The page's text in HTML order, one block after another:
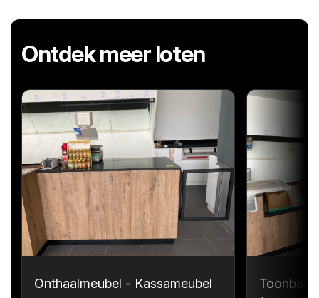
Ontdek meer loten
Onthaalmeubel - Kassameubel